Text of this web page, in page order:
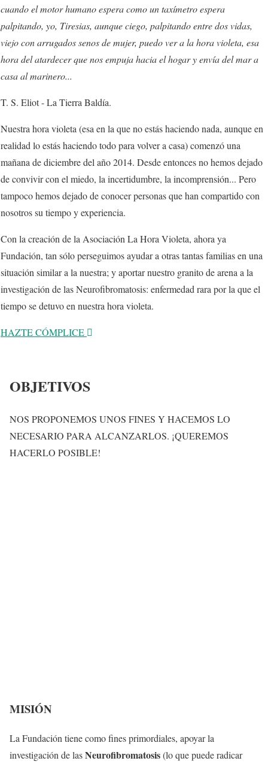
cuando el motor humano espera como un taxímetro espera
palpitando, yo, Tiresias, aunque ciego, palpitando entre dos vidas,
viejo con arrugados senos de mujer, puedo ver a la hora violeta, esa
hora del atardecer que nos empuja hacia el hogar y envía del mar a
casa al marinero...
T. S. Eliot - La Tierra Baldía.
Nuestra hora violeta (esa en la que no estás haciendo nada, aunque en
realidad lo estás haciendo todo para volver a casa) comenzó una
mañana de diciembre del año 2014. Desde entonces no hemos dejado
de convivir con el miedo, la incertidumbre, la incomprensión... Pero
tampoco hemos dejado de conocer personas que han compartido con
nosotros su tiempo y experiencia.
Con la creación de la Asociación La Hora Violeta, ahora ya
Fundación, tan sólo perseguimos ayudar a otras tantas familias en una
situación similar a la nuestra; y aportar nuestro granito de arena a la
investigación de las Neurofibromatosis: enfermedad rara por la que el
tiempo se detuvo en nuestra hora violeta.
HAZTE CÓMPLICE
OBJETIVOS
NOS PROPONEMOS UNOS FINES Y HACEMOS LO
NECESARIO PARA ALCANZARLOS. ¡QUEREMOS
HACERLO POSIBLE!
MISIÓN
La Fundación tiene como fines primordiales, apoyar la
investigación de lasNeurofibromatosis(lo que puede radicar